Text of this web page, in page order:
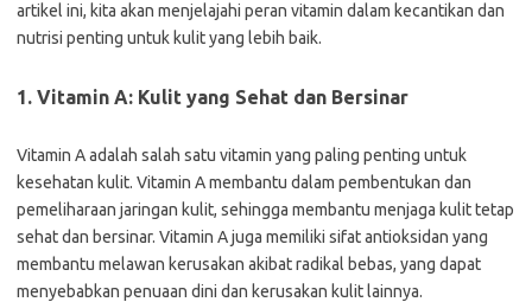
artikel ini, kita akan menjelajahi peran vitamin dalam kecantikan dan
nutrisi penting untuk kulit yang lebih baik.
1. Vitamin A: Kulit yang Sehat dan Bersinar
Vitamin A adalah salah satu vitamin yang paling penting untuk
kesehatan kulit. Vitamin A membantu dalam pembentukan dan
pemeliharaan jaringan kulit, sehingga membantu menjaga kulit tetap
sehat dan bersinar. Vitamin A juga memiliki sifat antioksidan yang
membantu melawan kerusakan akibat radikal bebas, yang dapat
menyebabkan penuaan dini dan kerusakan kulit lainnya.